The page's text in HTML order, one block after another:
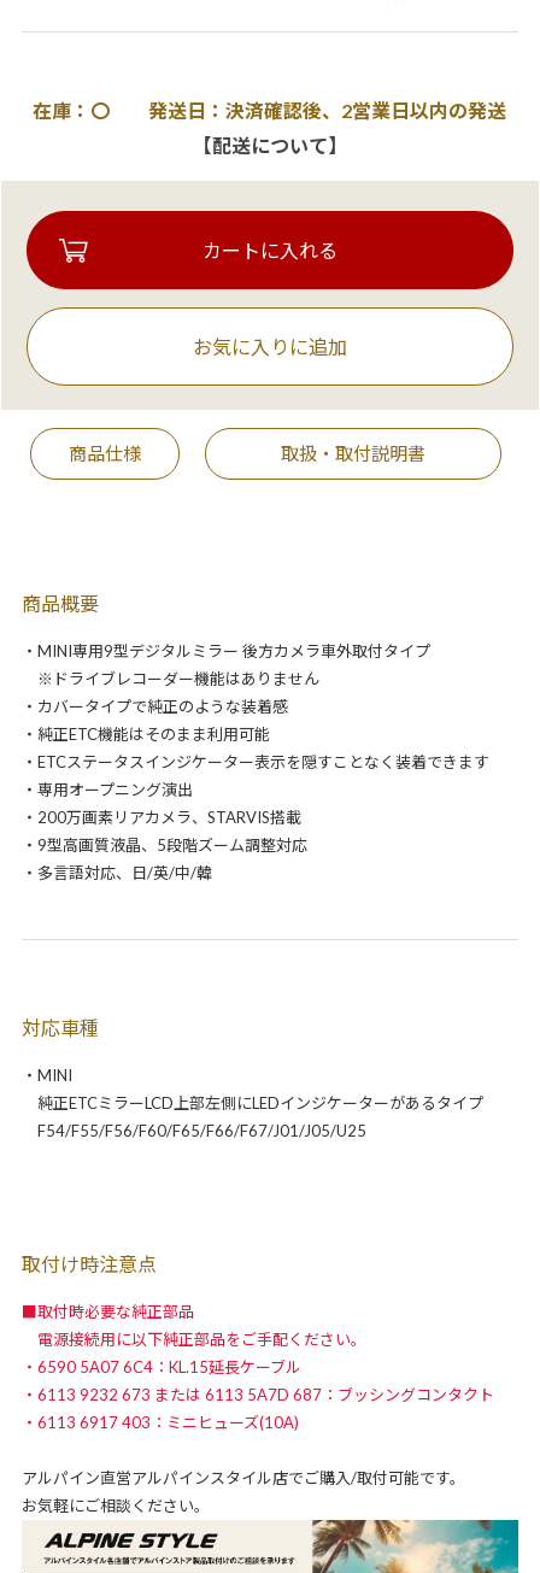
在庫：〇 発送日：決済確認後、2営業日以内の発送
【配送について】
お気に入りに追加
商品仕様 取扱・取付説明書
商品概要
・MINI専用9型デジタルミラー 後方カメラ車外取付タイプ
※ドライブレコーダー機能はありません
・カバータイプで純正のような装着感
・純正ETC機能はそのまま利用可能
・ETCステータスインジケーター表示を隠すことなく装着できます
・専用オープニング演出
・200万画素リアカメラ、STARVIS搭載
・9型高画質液晶、5段階ズーム調整対応
・多言語対応、日/英/中/韓
対応車種
・MINI
純正ETCミラーLCD上部左側にLEDインジケーターがあるタイプ
F54/F55/F56/F60/F65/F66/F67/J01/J05/U25
取付け時注意点
■取付時必要な純正部品
電源接続用に以下純正部品をご手配ください。
・6590 5A07 6C4：KL.15延長ケーブル
・6113 9232 673 または 6113 5A7D 687：ブッシングコンタクト
・6113 6917 403：ミニヒューズ(10A)
アルパイン直営アルパインスタイル店でご購入/取付可能です。
お気軽にご相談ください。